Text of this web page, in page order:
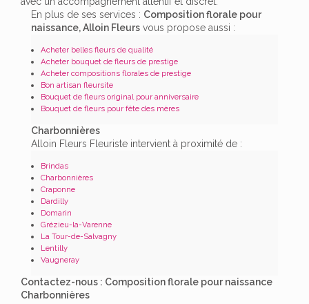
En plus de ses services : Composition florale pour
naissance, Alloin Fleurs vous propose aussi :
Acheter belles fleurs de qualité
Acheter bouquet de fleurs de prestige
Acheter compositions florales de prestige
Bon artisan fleursite
Bouquet de fleurs original pour anniversaire
Bouquet de fleurs pour fête des mères
Charbonnières
Alloin Fleurs Fleuriste intervient à proximité de :
Brindas
Charbonnières
Craponne
Dardilly
Domarin
Grézieu-la-Varenne
La Tour-de-Salvagny
Lentilly
Vaugneray
Contactez-nous : Composition florale pour naissance
Charbonnières